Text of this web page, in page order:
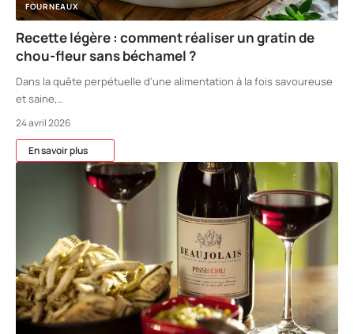
FOURNEAUX
Recette légère : comment réaliser un gratin de
chou-fleur sans béchamel ?
Dans la quête perpétuelle d'une alimentation à la fois savoureuse
et saine,…
24 avril 2026
En savoir plus